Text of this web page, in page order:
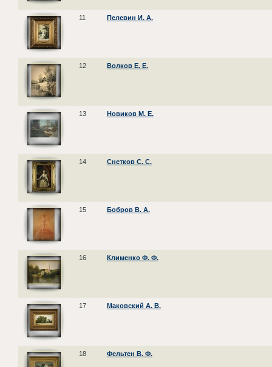
11 Пелевин И. А.
12 Волков Е. Е.
13 Новиков М. Е.
14 Снетков С. С.
15 Бобров В. А.
16 Клименко Ф. Ф.
17 Маковский А. В.
18 Фельтен В. Ф.